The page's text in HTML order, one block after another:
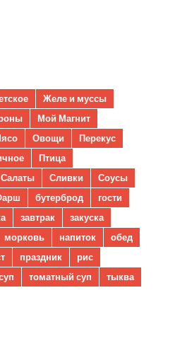
Желе и муссы
Мой Магнит
Овощи
Перекус
Птица
Салаты Сливки
Соусы
бутерброд
гости
завтрак
закуска
морковь напиток
обед
праздник
рис
томатный суп
тыква